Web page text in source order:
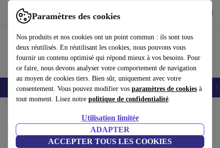
Paramètres des cookies
Nos produits et nos cookies ont un point commun : ils sont tous
deux réutilisés. En réutilisant les cookies, nous pouvons vous
fournir un contenu optimisé qui répond mieux à vos besoins. Pour
ce faire, nous devons analyser votre comportement de navigation
au moyen de cookies tiers. Bien sûr, uniquement avec votre
consentement. Vous pouvez modifier vos paramètres de cookies à
tout moment. Lisez notre politique de confidentialité.
Utilisation limitée
ADAPTER
ACCEPTER TOUS LES COOKIES
Utilisez refurbed rapidement et facilement
Smartphones Laptops Tablettes Montres connectées Accessoires
Ordinateurs portables:
Ordinateurs portables certifiés reconditionnés à moins de 1100€ –